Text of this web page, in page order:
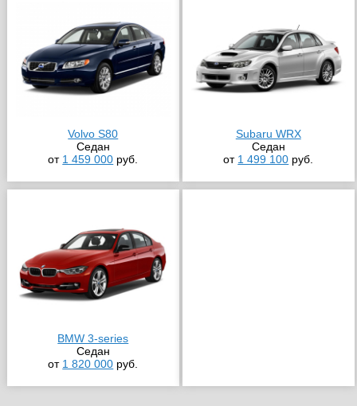
Volvo S80
Седан
от 1 459 000 руб.
Subaru WRX
Седан
от 1 499 100 руб.
BMW 3-series
Седан
от 1 820 000 руб.